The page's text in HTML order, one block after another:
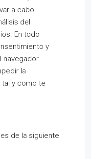
a cabo
del
En todo
y
navegador
la
y como te
de la siguiente